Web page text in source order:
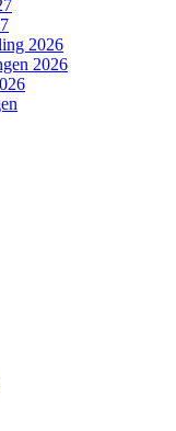
2026
2026